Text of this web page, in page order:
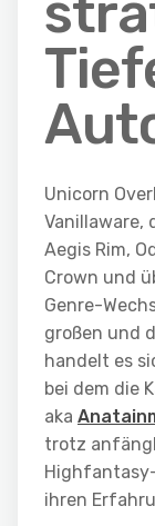
Unicorn
Vanillaware,
Aegis Rim,
Crown und
Genre-
großen und
handelt es
bei dem die
aka
trotz
ihren